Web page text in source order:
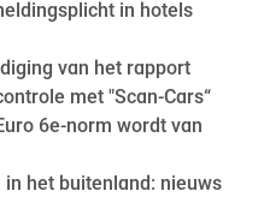
in hotels
van het rapport
met "Scan-Cars“
6e-norm wordt van
het buitenland: nieuws